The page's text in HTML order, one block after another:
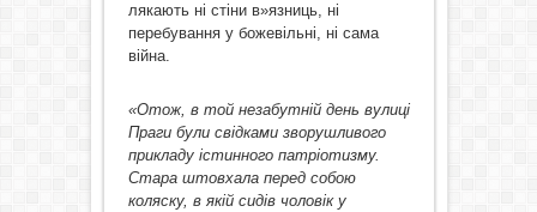
лякають ні стіни в»язниць, ні
перебування у божевільні, ні сама
війна.
«Отож, в той незабутній день вулиці
Праги були свідками зворушливого
прикладу істинного патріотизму.
Стара штовхала перед собою
коляску, в якій сидів чоловік у